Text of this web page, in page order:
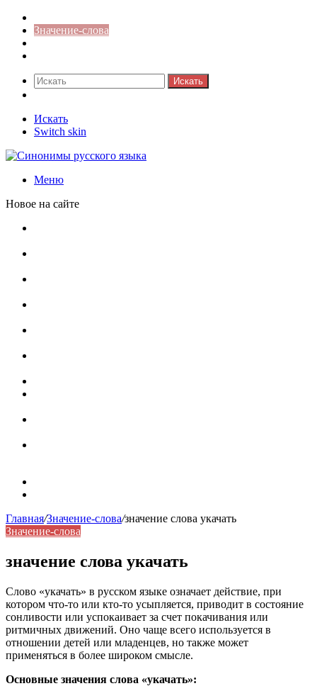
Значение-слова
Искать
Искать
Switch skin
Меню
Новое на сайте
Главная/Значение-слова/значение слова укачать
Значение-слова
значение слова укачать
Слово «укачать» в русском языке означает действие, при
котором что-то или кто-то усыпляется, приводит в состояние
сонливости или успокаивает за счет покачивания или
ритмичных движений. Оно чаще всего используется в
отношении детей или младенцев, но также может
применяться в более широком смысле.
Основные значения слова «укачать»: